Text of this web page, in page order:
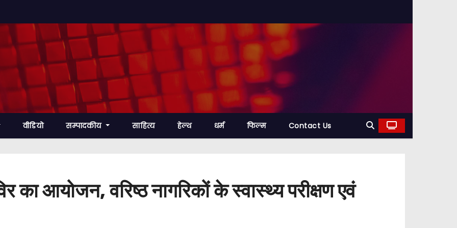
वीडियो सम्पादकीय साहित्य हेल्थ धर्म फिल्म Contact Us
का आयोजन, वरिष्ठ नागरिकों के स्वास्थ्य परीक्षण एवं